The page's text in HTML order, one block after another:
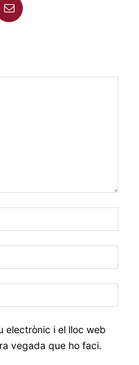
web:
electrònic i el lloc web
vegada que ho faci.